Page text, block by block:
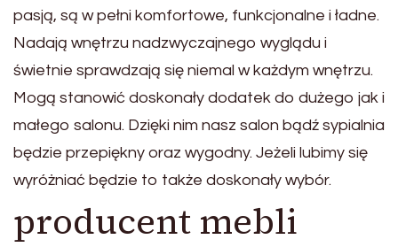
pasją, są w pełni komfortowe, funkcjonalne i ładne.
Nadają wnętrzu nadzwyczajnego wyglądu i
świetnie sprawdzają się niemal w każdym wnętrzu.
Mogą stanowić doskonały dodatek do dużego jak i
małego salonu. Dzięki nim nasz salon bądź sypialnia
będzie przepiękny oraz wygodny. Jeżeli lubimy się
wyróżniać będzie to także doskonały wybór.
producent mebli